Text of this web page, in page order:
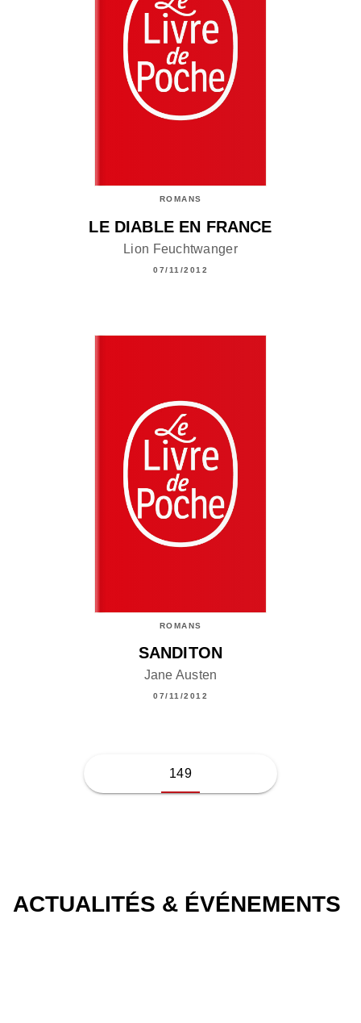
ROMANS
LE DIABLE EN FRANCE
Lion Feuchtwanger
07/11/2012
ROMANS
SANDITON
Jane Austen
07/11/2012
149
ACTUALITÉS & ÉVÉNEMENTS